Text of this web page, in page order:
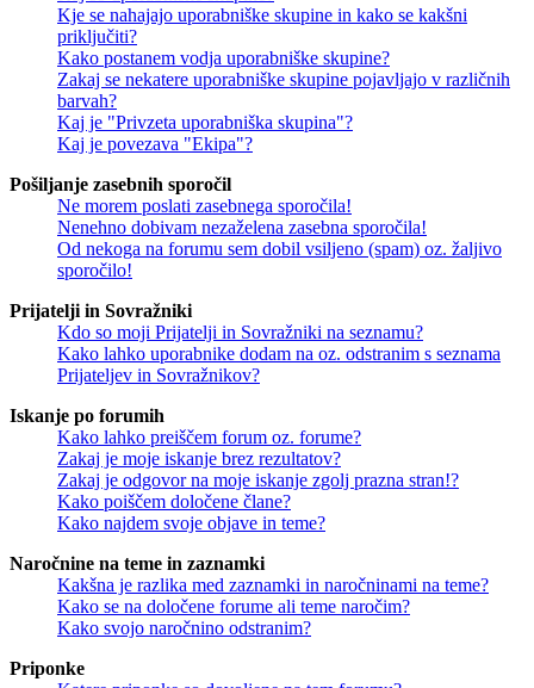
Kje se nahajajo uporabniške skupine in kako se kakšni
priključiti?
Kako postanem vodja uporabniške skupine?
Zakaj se nekatere uporabniške skupine pojavljajo v različnih
barvah?
Kaj je "Privzeta uporabniška skupina"?
Kaj je povezava "Ekipa"?
Pošiljanje zasebnih sporočil
Ne morem poslati zasebnega sporočila!
Nenehno dobivam nezaželena zasebna sporočila!
Od nekoga na forumu sem dobil vsiljeno (spam) oz. žaljivo
sporočilo!
Prijatelji in Sovražniki
Kdo so moji Prijatelji in Sovražniki na seznamu?
Kako lahko uporabnike dodam na oz. odstranim s seznama
Prijateljev in Sovražnikov?
Iskanje po forumih
Kako lahko preiščem forum oz. forume?
Zakaj je moje iskanje brez rezultatov?
Zakaj je odgovor na moje iskanje zgolj prazna stran!?
Kako poiščem določene člane?
Kako najdem svoje objave in teme?
Naročnine na teme in zaznamki
Kakšna je razlika med zaznamki in naročninami na teme?
Kako se na določene forume ali teme naročim?
Kako svojo naročnino odstranim?
Priponke